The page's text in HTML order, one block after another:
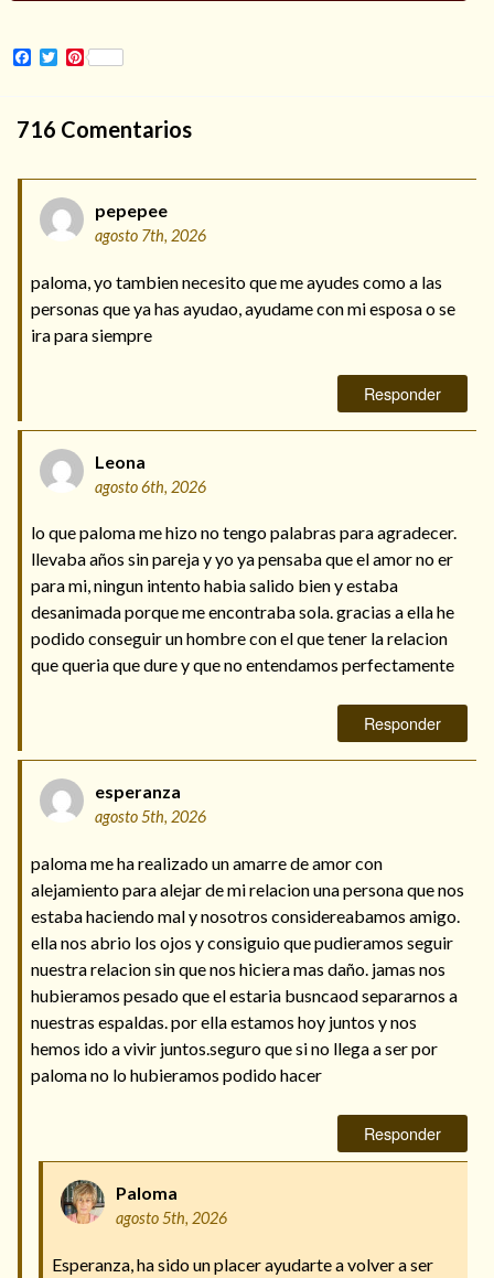
Alejamiento(208)
(145)
Cartomancia(117)
Cómo recuperar a mi ex(190)
Endulzamiento(112)
Rituales(72)
Tarot online(372)
Mis libros favoritos
Mi Blog
¿Qué es el tarot?
Facebook
Twitter
Pinterest
716 Comentarios
pepepee
agosto 7th, 2026
paloma, yo tambien necesito que me ayudes como a las
personas que ya has ayudao, ayudame con mi esposa o se
ira para siempre
Responder
Leona
agosto 6th, 2026
lo que paloma me hizo no tengo palabras para agradecer.
llevaba años sin pareja y yo ya pensaba que el amor no er
para mi, ningun intento habia salido bien y estaba
desanimada porque me encontraba sola. gracias a ella he
podido conseguir un hombre con el que tener la relacion
que queria que dure y que no entendamos perfectamente
Responder
esperanza
agosto 5th, 2026
paloma me ha realizado un amarre de amor con
alejamiento para alejar de mi relacion una persona que nos
estaba haciendo mal y nosotros considereabamos amigo.
ella nos abrio los ojos y consiguio que pudieramos seguir
nuestra relacion sin que nos hiciera mas daño. jamas nos
hubieramos pesado que el estaria busncaod separarnos a
nuestras espaldas. por ella estamos hoy juntos y nos
hemos ido a vivir juntos.seguro que si no llega a ser por
paloma no lo hubieramos podido hacer
Responder
Paloma
agosto 5th, 2026
Esperanza, ha sido un placer ayudarte a volver a ser